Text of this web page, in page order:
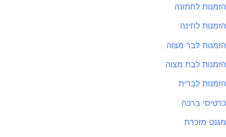
הזמנות לחתונה
הזמנות לחינה
הזמנות לבר מצוה
הזמנות לבת מצוה
הזמנות לברית
כרטיסי ברכה
מגנט מזכרת